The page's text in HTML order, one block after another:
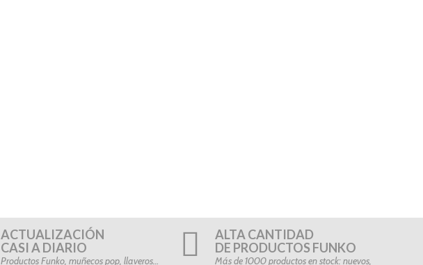
ACTUALIZACIÓN
CASI A DIARIO
Productos Funko, muñecos pop, llaveros…
ALTA CANTIDAD
DE PRODUCTOS FUNKO
Más de 1000 productos en stock: nuevos,